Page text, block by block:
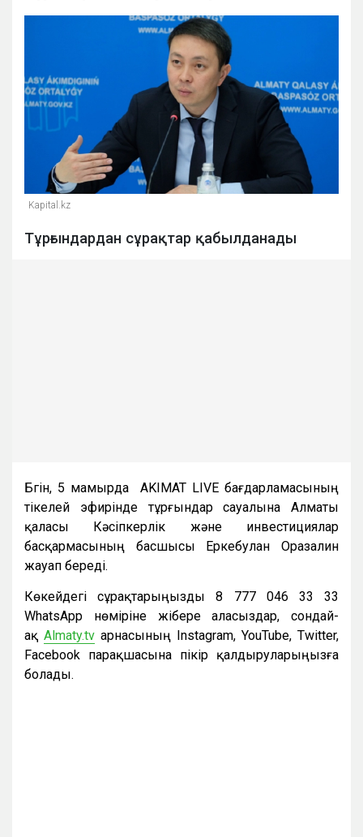
Kapital.kz
Тұрғындардан сұрақтар қабылданады
Бүгін, 5 мамырда AKIMAT LIVE бағдарламасының
тікелей эфирінде тұрғындар сауалына Алматы
қаласы Кәсіпкерлік және инвестициялар
басқармасының басшысы Еркебулан Оразалин
жауап береді.
Көкейдегі сұрақтарыңызды 8 777 046 33 33
WhatsApp нөміріне жібере аласыздар, сондай-
ақ Almaty.tv арнасының Instagram, YouTube, Twitter,
Facebook парақшасына пікір қалдыруларыңызға
болады.